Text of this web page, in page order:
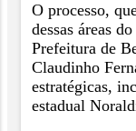
O processo,
dessas áreas
Prefeitura de
Claudinho
estratégicas,
estadual